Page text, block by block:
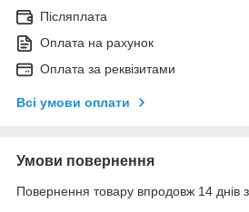
Післяплата
Оплата на рахунок
Оплата за реквізитами
Всі умови оплати
Умови повернення
Повернення товару впродовж 14 днів